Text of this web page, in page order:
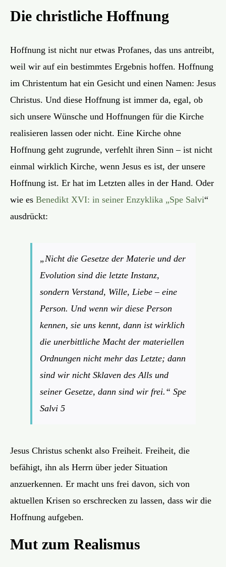
Die christliche Hoffnung
Hoffnung ist nicht nur etwas Profanes, das uns antreibt,
weil wir auf ein bestimmtes Ergebnis hoffen. Hoffnung
im Christentum hat ein Gesicht und einen Namen: Jesus
Christus. Und diese Hoffnung ist immer da, egal, ob
sich unsere Wünsche und Hoffnungen für die Kirche
realisieren lassen oder nicht. Eine Kirche ohne
Hoffnung geht zugrunde, verfehlt ihren Sinn – ist nicht
einmal wirklich Kirche, wenn Jesus es ist, der unsere
Hoffnung ist. Er hat im Letzten alles in der Hand. Oder
wie es Benedikt XVI: in seiner Enzyklika „Spe Salvi“
ausdrückt:
„Nicht die Gesetze der Materie und der
Evolution sind die letzte Instanz,
sondern Verstand, Wille, Liebe – eine
Person. Und wenn wir diese Person
kennen, sie uns kennt, dann ist wirklich
die unerbittliche Macht der materiellen
Ordnungen nicht mehr das Letzte; dann
sind wir nicht Sklaven des Alls und
seiner Gesetze, dann sind wir frei.“ Spe
Salvi 5
Jesus Christus schenkt also Freiheit. Freiheit, die
befähigt, ihn als Herrn über jeder Situation
anzuerkennen. Er macht uns frei davon, sich von
aktuellen Krisen so erschrecken zu lassen, dass wir die
Hoffnung aufgeben.
Mut zum Realismus